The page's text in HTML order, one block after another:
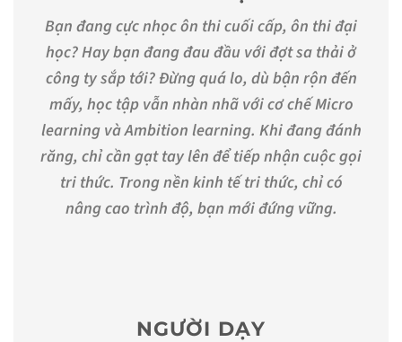
Bạn đang cực nhọc ôn thi cuối cấp, ôn thi đại
học? Hay bạn đang đau đầu với đợt sa thải ở
công ty sắp tới? Đừng quá lo, dù bận rộn đến
mấy, học tập vẫn nhàn nhã với cơ chế Micro
learning và Ambition learning. Khi đang đánh
răng, chỉ cần gạt tay lên để tiếp nhận cuộc gọi
tri thức. Trong nền kinh tế tri thức, chỉ có
nâng cao trình độ, bạn mới đứng vững.
NGƯỜI DẠY